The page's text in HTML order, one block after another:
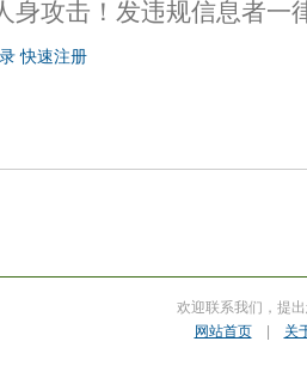
快速注册
欢迎联系我们，提
网站首页| 关